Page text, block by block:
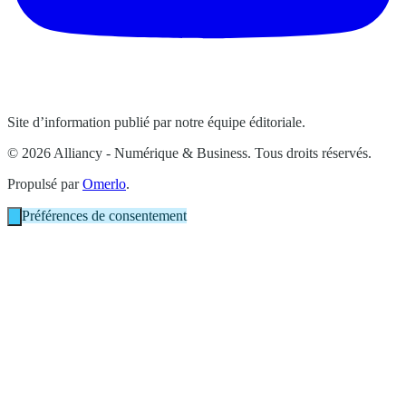
Site d’information publié par notre équipe éditoriale.
© 2026 Alliancy - Numérique & Business. Tous droits réservés.
Propulsé parOmerlo.
Préférences de consentement